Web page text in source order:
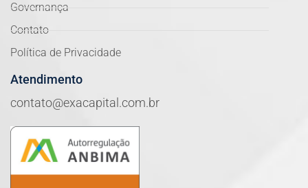
Governança
Contato
Política de Privacidade
Atendimento
contato@exacapital.com.br